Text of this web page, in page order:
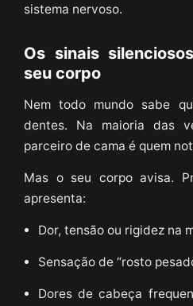
sistema nervoso.
Os sinais
seu corpo
Nem todo mundo sabe
dentes. Na maioria das
parceiro de cama é quem
Mas o seu corpo avisa.
apresenta:
Dor, tensão ou rigidez na
Sensação de “rosto
Dores de cabeça